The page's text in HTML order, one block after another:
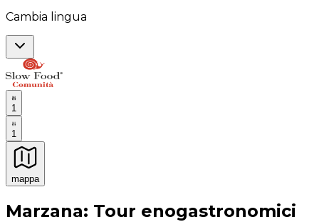
Cambia lingua
1
1
mappa
Esperienze culinarie indimenticabili: Esperienze
Marzana: Tour enogastronomici